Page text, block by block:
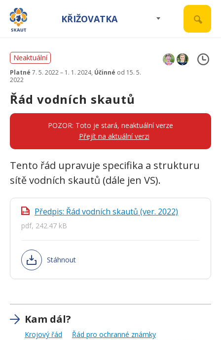
KŘIŽOVATKA
Neaktuální
Platné 7. 5. 2022 – 1. 1. 2024, Účinné od 15. 5.
2022
Řád vodních skautů
POZOR: Toto je stará, neaktuální verze
Přejít na aktuální verzi
Tento řád upravuje specifika a strukturu
sítě vodních skautů (dále jen VS).
pdf Předpis: Řád vodních skautů (ver. 2022)
pdf, 242.47 kB
Stáhnout
Kam dál?
Krojový řád
Řád pro ochranné známky